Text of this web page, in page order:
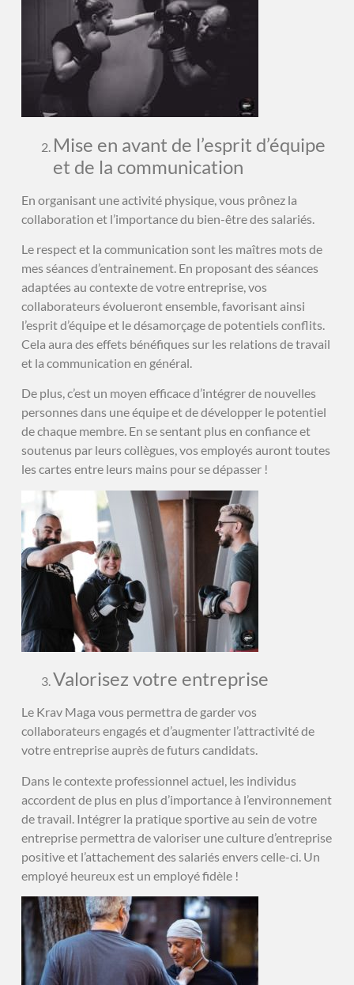
Mise en avant de l’esprit d’équipe
et de la communication
En organisant une activité physique, vous prônez la
collaboration et l’importance du bien-être des salariés.
Le respect et la communication sont les maîtres mots de
mes séances d’entrainement. En proposant des séances
adaptées au contexte de votre entreprise, vos
collaborateurs évolueront ensemble, favorisant ainsi
l’esprit d’équipe et le désamorçage de potentiels conflits.
Cela aura des effets bénéfiques sur les relations de travail
et la communication en général.
De plus, c’est un moyen efficace d’intégrer de nouvelles
personnes dans une équipe et de développer le potentiel
de chaque membre. En se sentant plus en confiance et
soutenus par leurs collègues, vos employés auront toutes
les cartes entre leurs mains pour se dépasser !
Valorisez votre entreprise
Le Krav Maga vous permettra de garder vos
collaborateurs engagés et d’augmenter l’attractivité de
votre entreprise auprès de futurs candidats.
Dans le contexte professionnel actuel, les individus
accordent de plus en plus d’importance à l’environnement
de travail. Intégrer la pratique sportive au sein de votre
entreprise permettra de valoriser une culture d’entreprise
positive et l’attachement des salariés envers celle-ci. Un
employé heureux est un employé fidèle !